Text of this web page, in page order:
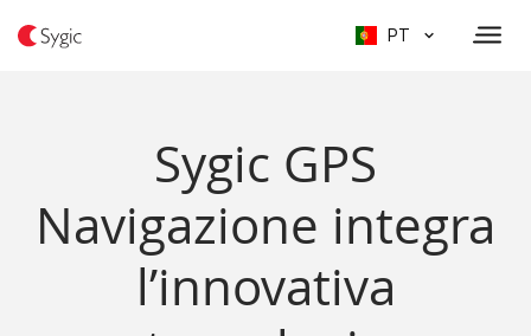
PT
Sygic GPS
Navigazione integra
l’innovativa